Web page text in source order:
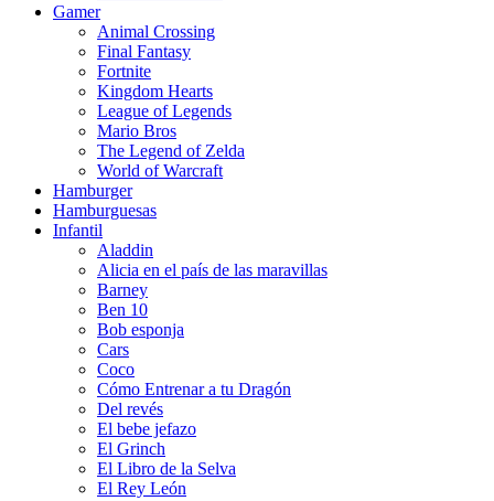
Gamer
Animal Crossing
Final Fantasy
Fortnite
Kingdom Hearts
League of Legends
Mario Bros
The Legend of Zelda
World of Warcraft
Hamburger
Hamburguesas
Infantil
Aladdin
Alicia en el país de las maravillas
Barney
Ben 10
Bob esponja
Cars
Coco
Cómo Entrenar a tu Dragón
Del revés
El bebe jefazo
El Grinch
El Libro de la Selva
El Rey León